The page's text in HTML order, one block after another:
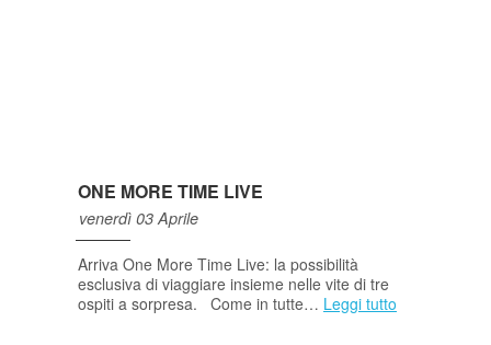
ONE MORE TIME LIVE
venerdì 03 Aprile
Arriva One More Time Live: la possibilità
esclusiva di viaggiare insieme nelle vite di tre
ospiti a sorpresa. Come in tutte… Leggi tutto